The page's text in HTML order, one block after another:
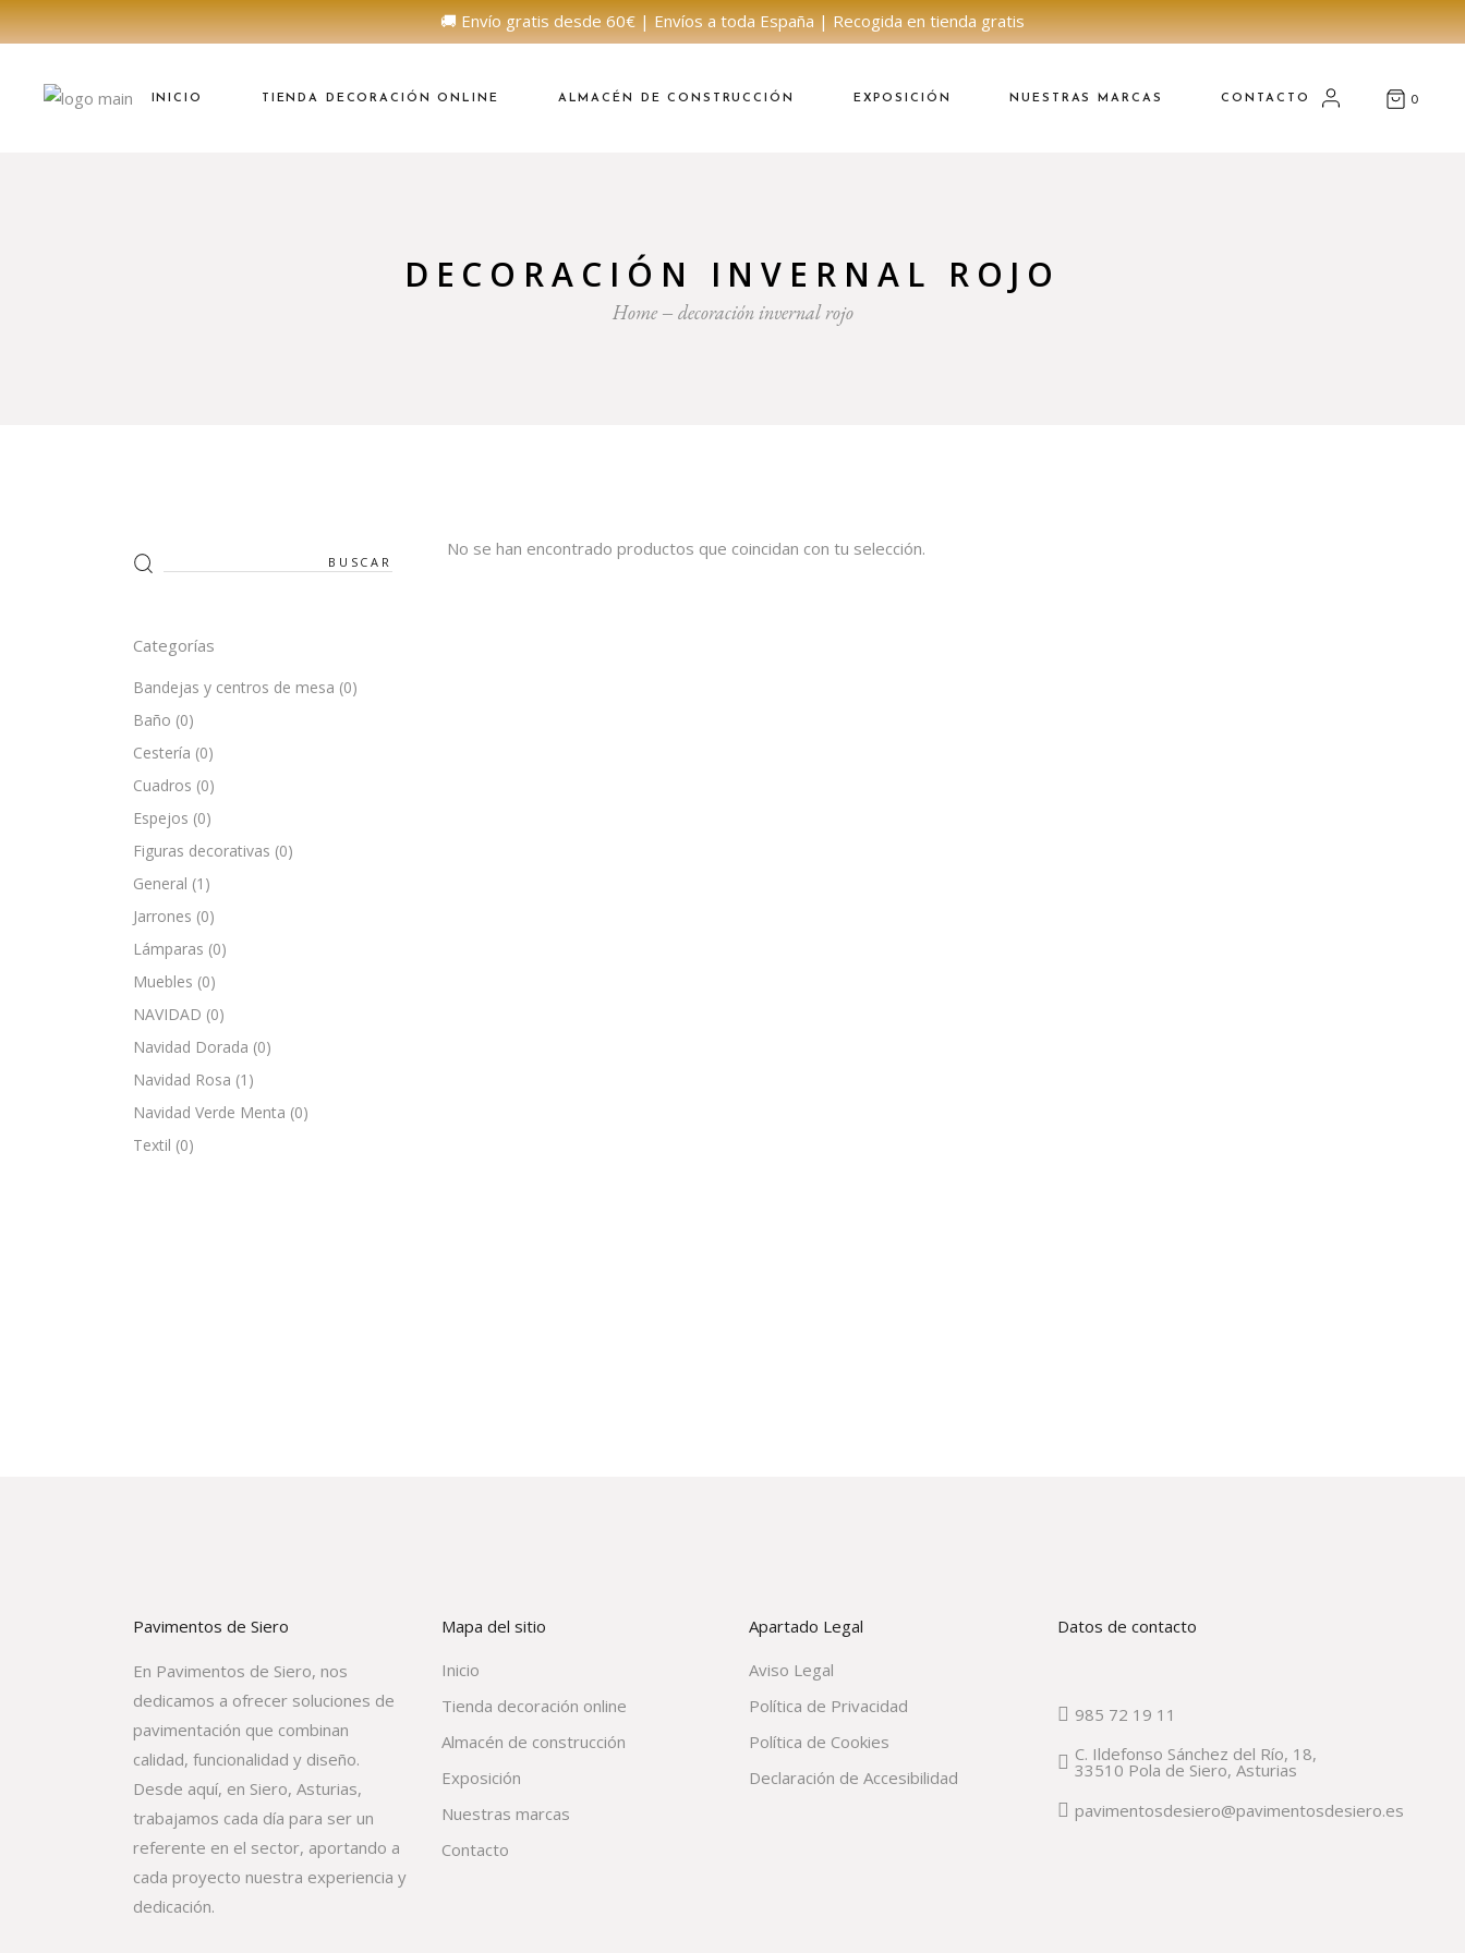
🚚 Envío gratis desde 60€ | Envíos a toda España | Recogida en tienda gratis
INICIO TIENDA DECORACIÓN ONLINE ALMACÉN DE CONSTRUCCIÓN EXPOSICIÓN NUESTRAS MARCAS CONTACTO 0
DECORACIÓN INVERNAL ROJO
Home decoración invernal rojo
No se han encontrado productos que coincidan con tu selección.
Search
for:
Categorías
Bandejas y centros de mesa (0)
Baño (0)
Cestería (0)
Cuadros (0)
Espejos (0)
Figuras decorativas (0)
General (1)
Jarrones (0)
Lámparas (0)
Muebles (0)
NAVIDAD (0)
Navidad Dorada (0)
Navidad Rosa (1)
Navidad Verde Menta (0)
Textil (0)
Pavimentos de Siero
En Pavimentos de Siero, nos
dedicamos a ofrecer soluciones de
pavimentación que combinan
calidad, funcionalidad y diseño.
Desde aquí, en Siero, Asturias,
trabajamos cada día para ser un
referente en el sector, aportando a
cada proyecto nuestra experiencia y
dedicación.
Mapa del sitio
Inicio
Tienda decoración online
Almacén de construcción
Exposición
Nuestras marcas
Contacto
Apartado Legal
Aviso Legal
Política de Privacidad
Política de Cookies
Declaración de Accesibilidad
Datos de contacto
985 72 19 11
C. Ildefonso Sánchez del Río, 18,
33510 Pola de Siero, Asturias
pavimentosdesiero@pavimentosdesiero.es